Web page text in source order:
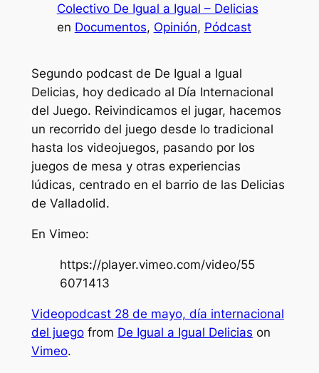
Colectivo De Igual a Igual – Delicias
en Documentos, Opinión, Pódcast
Segundo podcast de De Igual a Igual
Delicias, hoy dedicado al Día Internacional
del Juego. Reivindicamos el jugar, hacemos
un recorrido del juego desde lo tradicional
hasta los videojuegos, pasando por los
juegos de mesa y otras experiencias
lúdicas, centrado en el barrio de las Delicias
de Valladolid.
En Vimeo:
https://player.vimeo.com/video/55
6071413
Videopodcast 28 de mayo, día internacional
del juegofrom De Igual a Igual Delicias on
Vimeo.